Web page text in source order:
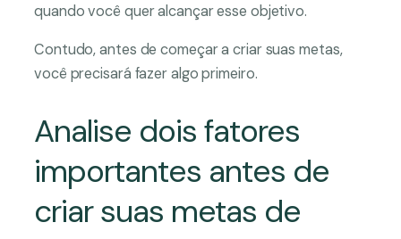
quando você quer alcançar esse objetivo.
Contudo, antes de começar a criar suas metas,
você precisará fazer algo primeiro.
Analise dois fatores
importantes antes de
criar suas metas de